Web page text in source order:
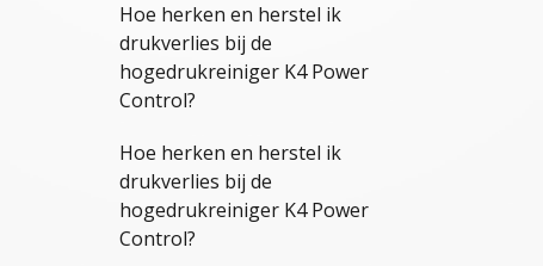
Hoe herken en herstel ik
drukverlies bij de
hogedrukreiniger K4 Power
Control?
Hoe herken en herstel ik
drukverlies bij de
hogedrukreiniger K4 Power
Control?